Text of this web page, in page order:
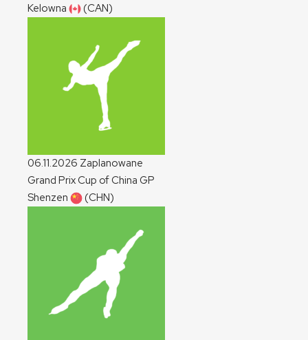
Kelowna
(CAN)
06.11.2026 Zaplanowane
Grand Prix Cup of China GP
Shenzen
(CHN)